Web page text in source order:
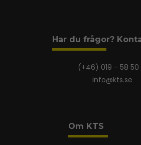
Har du frågor?
(+46) 019 - 58 50
info@kts.se
Om KTS